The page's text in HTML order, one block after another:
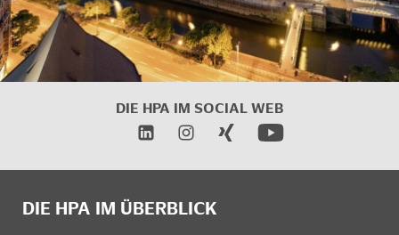
DIE HPA IM SOCIAL WEB
DIE HPA IM ÜBERBLICK